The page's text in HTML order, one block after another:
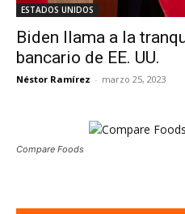
ESTADOS UNIDOS
Biden llama a la
bancario de EE. UU.
Néstor Ramírez - marzo 25, 2023
Compare Foods